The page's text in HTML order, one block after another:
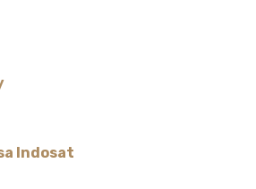
Indosat